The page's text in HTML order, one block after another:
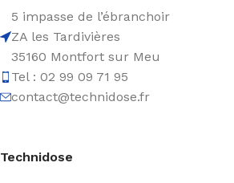
5 impasse de l’ébranchoir
ZA les Tardivières
35160 Montfort sur Meu
Tel : 02 99 09 71 95
contact@technidose.fr
Technidose